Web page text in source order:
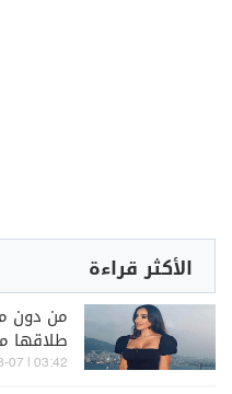
الأكثر قراءة
من دون
طلاقها
03:42 | 2026-08-07